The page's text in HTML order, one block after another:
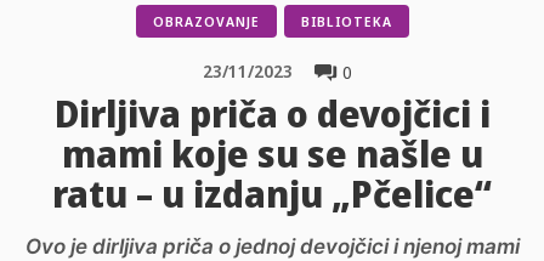
OBRAZOVANJE BIBLIOTEKA
0
23/11/2023
Dirljiva priča o devojčici i
mami koje su se našle u
ratu – u izdanju „Pčelice“
Ovo je dirljiva priča o jednoj devojčici i njenoj mami